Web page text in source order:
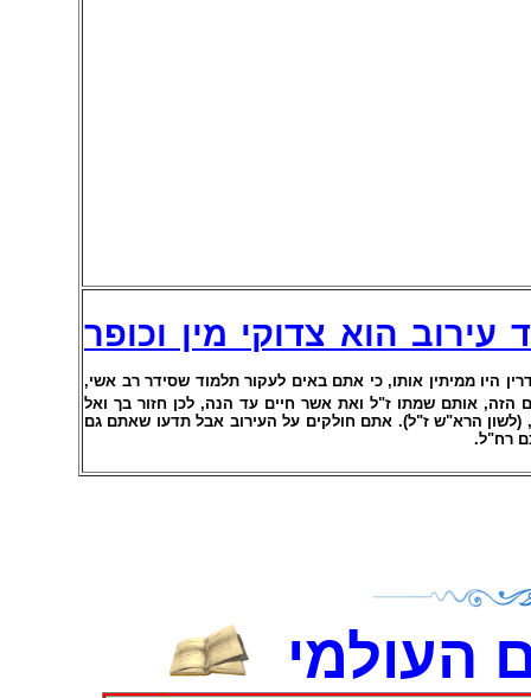
עירוב הוא צדוקי מין וכופר
היו ממיתין אותו, כי אתם באים לעקור תלמוד שסידר רב אשי,
הזה, אותם שמתו ז"ל ואת אשר חיים עד הנה, לכן חזור בך ואל
(לשון הרא"ש ז"ל). אתם חולקים על העירוב אבל תדעו שאתם גם
רח"ל.
העולמי